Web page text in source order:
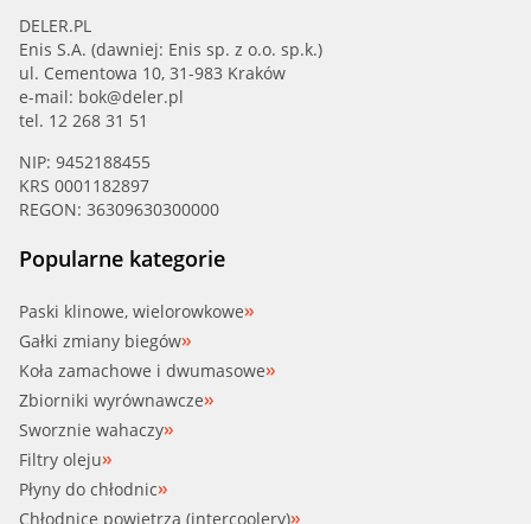
DELER.PL
Enis S.A. (dawniej: Enis sp. z o.o. sp.k.)
ul. Cementowa 10, 31-983 Kraków
e-mail: bok@deler.pl
tel. 12 268 31 51
NIP: 9452188455
KRS 0001182897
REGON: 36309630300000
Popularne kategorie
Paski klinowe, wielorowkowe
Gałki zmiany biegów
Koła zamachowe i dwumasowe
Zbiorniki wyrównawcze
Sworznie wahaczy
Filtry oleju
Płyny do chłodnic
Chłodnice powietrza (intercoolery)